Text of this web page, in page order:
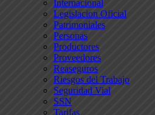
Internacional
Legislacion Oficial
Patrimoniales
Personas
Productores
Proveedores
Reaseguros
Riesgos del Trabajo
Seguridad Vial
SSN
Tarifas